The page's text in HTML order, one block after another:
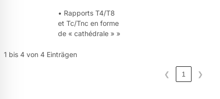
• Rapports T4/T8
et Tc/Tnc en forme
de « cathédrale » »
1 bis 4 von 4 Einträgen
❮ 1 ❯